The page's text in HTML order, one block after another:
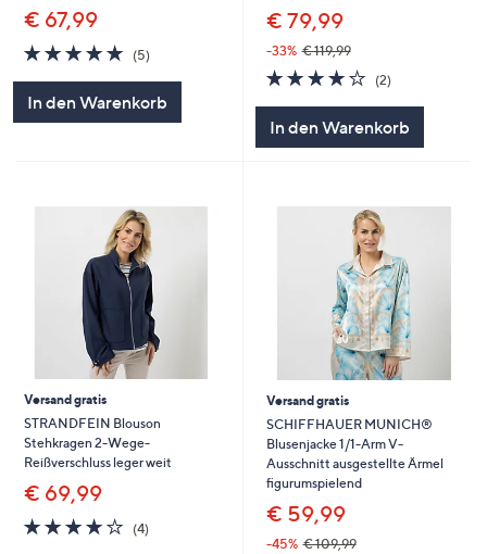
€ 67,99
5.0
von
(5)5
In den Warenkorb
€ 79,99
-33% € 119,99
4.0
von
(2)2
In den Warenkorb
Versand gratis
STRANDFEIN Blouson
Stehkragen 2-Wege-
Reißverschluss leger weit
€ 69,99
3.8
von
(4)4
Versand gratis
SCHIFFHAUER MUNICH®
Blusenjacke 1/1-Arm V-
Ausschnitt ausgestellte Ärmel
figurumspielend
€ 59,99
-45% € 109,99